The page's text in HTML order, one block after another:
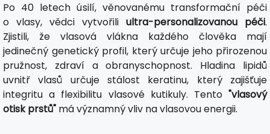
Po 40 letech úsilí, věnovanému transformační péči
o vlasy, vědci vytvořili ultra-personalizovanou péči.
Zjistili, že vlasová vlákna každého člověka mají
jedinečný genetický profil, který určuje jeho přirozenou
pružnost, zdraví a obranyschopnost. Hladina lipidů
uvnitř vlasů určuje stálost keratinu, který zajišťuje
integritu a flexibilitu vlasové kutikuly. Tento "vlasový
otisk prstů" má významný vliv na vlasovou energii.